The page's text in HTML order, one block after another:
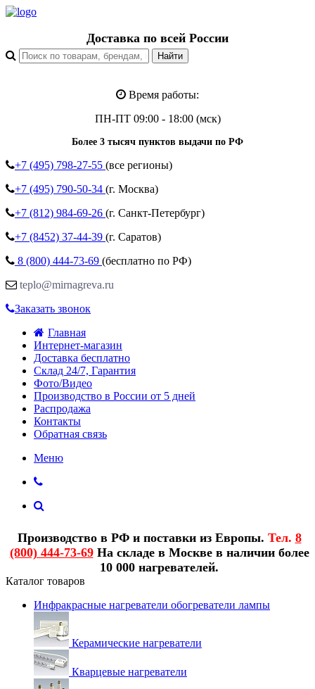
Доставка по всей России
Время работы:
ПН-ПТ 09:00 - 18:00 (мск)
Более 3 тысяч пунктов выдачи по РФ
+7 (495) 798-27-55 (все регионы)
+7 (495) 790-50-34 (г. Москва)
+7 (812) 984-69-26 (г. Санкт-Петербург)
+7 (8452) 37-44-39 (г. Саратов)
8 (800) 444-73-69 (бесплатно по РФ)
teplo@mirnagreva.ru
Заказать звонок
Главная
Интернет-магазин
Доставка бесплатно
Склад 24/7, Гарантия
Фото/Видео
Производство в России от 5 дней
Распродажа
Контакты
Обратная связь
Меню
Производство в РФ и поставки из Европы. Тел. 8
(800) 444-73-69На складе в Москве в наличии более
10 000 нагревателей.
Каталог товаров
Инфракрасные нагреватели обогреватели лампы
Керамические нагреватели
Кварцевые нагреватели